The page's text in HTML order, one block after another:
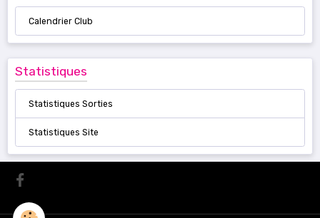
Calendrier Club
Statistiques
Statistiques Sorties
Statistiques Site